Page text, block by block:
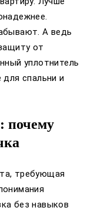
А ведь
от
уплотнитель
спальни и
почему
требующая
без навыков